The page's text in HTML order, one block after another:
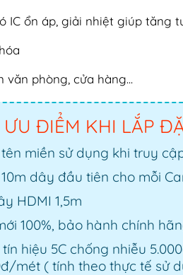
IC ổn áp, giải nhiệt giúp tăng
văn phòng, cửa hàng...
ƯU ĐIỂM KHI LẮP
miền sử dụng khi truy
dây đầu tiên cho mỗi
HDMI 1,5m
100%, bảo hành chính
hiệu 5C chống nhiễu
mét ( tính theo thực tế sử